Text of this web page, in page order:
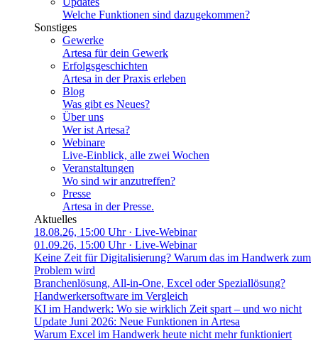
Welche Funktionen sind dazugekommen?
Sonstiges
Gewerke
Artesa für dein Gewerk
Erfolgsgeschichten
Artesa in der Praxis erleben
Blog
Was gibt es Neues?
Über uns
Wer ist Artesa?
Webinare
Live-Einblick, alle zwei Wochen
Veranstaltungen
Wo sind wir anzutreffen?
Presse
Artesa in der Presse.
Aktuelles
18.08.26, 15:00 Uhr· Live-Webinar
01.09.26, 15:00 Uhr· Live-Webinar
Keine Zeit für Digitalisierung? Warum das im Handwerk zum
Problem wird
Branchenlösung, All-in-One, Excel oder Speziallösung?
Handwerkersoftware im Vergleich
KI im Handwerk: Wo sie wirklich Zeit spart – und wo nicht
Update Juni 2026: Neue Funktionen in Artesa
Warum Excel im Handwerk heute nicht mehr funktioniert